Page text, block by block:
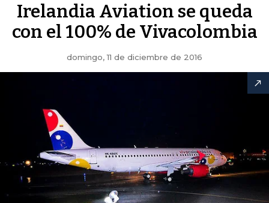
Irelandia Aviation se queda
con el 100% de Vivacolombia
domingo, 11 de diciembre de 2016